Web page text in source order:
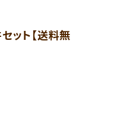
ット【送料無